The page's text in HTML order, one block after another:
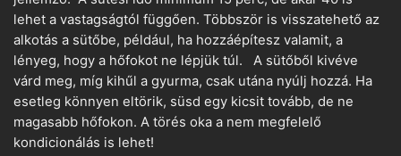
lehet a vastagságtól függően. Többször is visszatehető az
alkotás a sütőbe, például, ha hozzáépítesz valamit, a
lényeg, hogy a hőfokot ne lépjük túl. A sütőből kivéve
várd meg, míg kihűl a gyurma, csak utána nyúlj hozzá. Ha
esetleg könnyen eltörik, süsd egy kicsit tovább, de ne
magasabb hőfokon. A törés oka a nem megfelelő
kondicionálás is lehet!